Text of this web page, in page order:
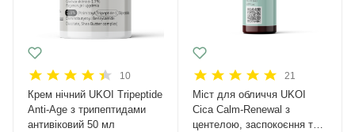
10
Крем нічний UKOI Tripeptide
Anti-Age з трипептидами
антивіковий 50 мл
21
Міст для обличчя UKOI
Cica Calm-Renewal з
центелою, заспокоєння та